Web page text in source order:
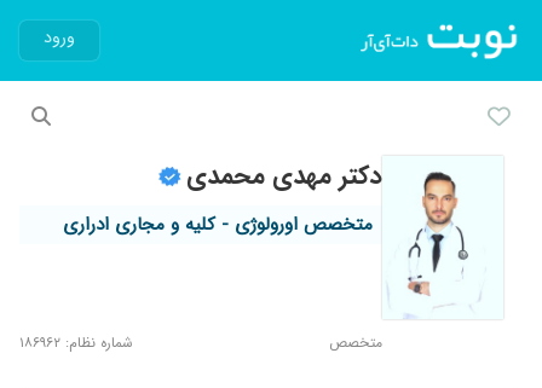
ورود
دکتر مهدی محمدی
متخصص اورولوژی - کلیه و مجاری ادراری
متخصص شماره نظام: ۱۸۶۹۶۲